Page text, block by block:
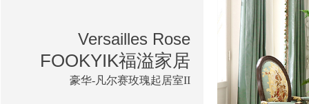
Versailles Rose
FOOKYIK福溢家居
豪华-凡尔赛玫瑰起居室II